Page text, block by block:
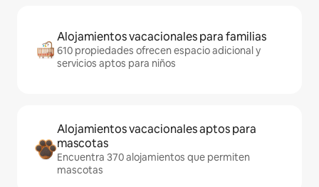
Alojamientos vacacionales para familias
610 propiedades ofrecen espacio adicional y
servicios aptos para niños
Alojamientos vacacionales aptos para
mascotas
Encuentra 370 alojamientos que permiten
mascotas